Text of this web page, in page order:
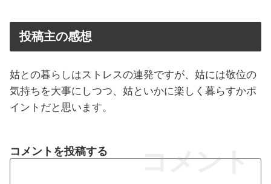
投稿主の感想
姑との暮らしはストレスの連発ですが、姑には敬位の
気持ちを大事にしつつ、姑といかに楽しく暮らすかポ
イントだと思います。
コメント
コメントを投稿する